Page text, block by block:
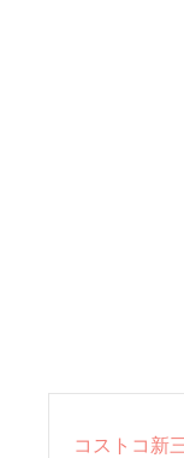
コストコ新